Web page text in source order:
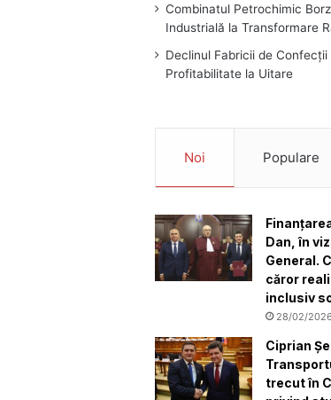
Combinatul Petrochimic
Industrială la Transformare
Declinul Fabricii de Confecții
Profitabilitate la Uitare
Noi Populare
Dan, în
General.
căror
inclusiv
28/02/2026
Ciprian
trecut în